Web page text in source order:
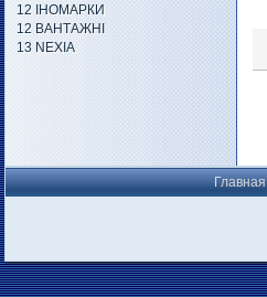
12 ІНОМАРКИ
12 ВАНТАЖНІ
13 NEXIA
Главная